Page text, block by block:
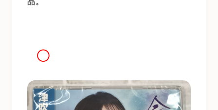
品。
◯